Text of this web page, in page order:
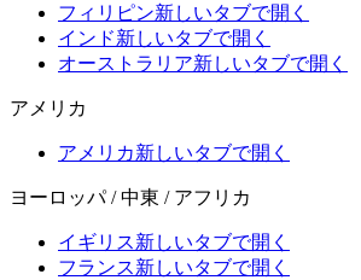
フィリピン新しいタブで開く
インド新しいタブで開く
オーストラリア新しいタブで開く
アメリカ
アメリカ新しいタブで開く
ヨーロッパ / 中東 / アフリカ
イギリス新しいタブで開く
フランス新しいタブで開く